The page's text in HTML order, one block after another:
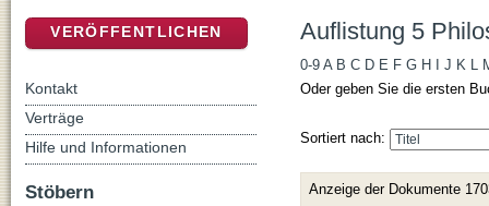
Auflistung 5
0-9 A B C D E F G H J K L
Oder geben Sie die ersten
Sortiert nach:
Anzeige der Dokumente
VERÖFFENTLICHEN
Kontakt
Verträge
Hilfe und Informationen
Stöbern